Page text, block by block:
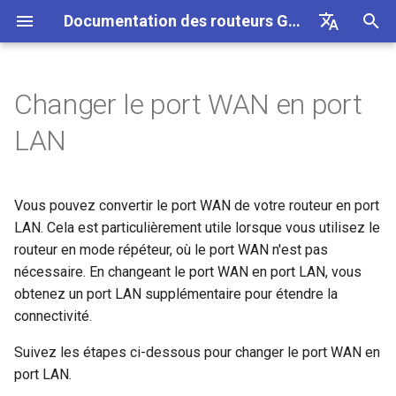
Documentation des routeurs GL.iNet 4
Deutsch
日本語
Polski
t
l
i
s
a
t
GL-BE10000 (Slate 7 Pro)
GL-E5800 (Mudi 7)
GL-MT5000 (Brume 3)
GL-BE9300 (Flint 3)
GL-BE3600 (Slate 7)
Premiere configuration
FAQ de depannage de la
connexion Internet
Se connecter a un hotspot
public avec portail captif
Connecter un appareil
Ethernet uniquement au Wi-Fi
Notification de probleme pour
GL-MT2500/GL-X3000/GL-
Notification de probleme et
solutions pour GL-X3000/GL-
X2000 ne fonctionnant pas
avec les cartes SIM EE
Impossible d'acceder au
panneau d'administration web
hotspot 5G Android
Impossible de detecter le
hotspot 5G de l'iPhone
Echec du partage de
Guide de depannage du
Comment configurer
OpenVPN
WireGuard
Comment bloquer le trafic
hors VPN
Kill Switch VPN
TCP ou UDP
Telecharger le firmware
Pour le firmware 4.7 et
versions ultérieures
versions antérieures
VPN Configurer le client
Creer votre propre serveur
domestique WireGuard
Configurer l'obfuscation
une IP dediee
SMS
Obtenir les journaux du
module
Mettre a niveau le module
Quectel
de porteuses
eSIM
Utiliser une carte eSIM
Utiliser une carte eSIM
physique avec les
Android
GoodCloud
Site a site
Reseau
Se connecter a un reseau
Comprendre la couverture
Fi, les points d'acces et la
puissance d'emission
Configurer une passerelle
Configurer la redirection de
Bloquer des appareils
clients
Verifier si vous disposez
d'une IP publique
Connexion Internet Internet
Repeteur
Partage de connexion
Cellulaire
Sans fil
Clients
Clients
Services Cloud
GoodCloud
VPN
Tableau de bord VPN
Client OpenVPN
Serveur OpenVPN
Client WireGuard
Plug-ins
Stockage reseau
AdGuard Home
Controle parental
Reseau
Pare-feu
Multi-WAN
LAN
Reseau invite
Moteur DPI
Filtre de contenu
QoS
SQM
Redirection de port
Acces administrateur
Mode NAT
Apercu
Taches planifiees
Mot de passe
Gestion de l'affichage
Firmware v4.9
Decouvrez nos nouveaux
produits
configuration
Tutoriels
Changer le port WAN en port
LAN
Vous pouvez convertir le port WAN de votre routeur en port
LAN. Cela est particulièrement utile lorsque vous utilisez le
routeur en mode répéteur, où le port WAN n'est pas
nécessaire. En changeant le port WAN en port LAN, vous
obtenez un port LAN supplémentaire pour étendre la
connectivité.
Suivez les étapes ci-dessous pour changer le port WAN en
port LAN.